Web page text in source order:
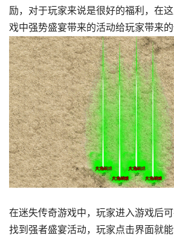
励，对于玩家来说是很好的福利，在
戏中强势盛宴带来的活动给玩家带来的
在迷失传奇游戏中，玩家进入游戏后
找到强者盛宴活动，玩家点击界面就